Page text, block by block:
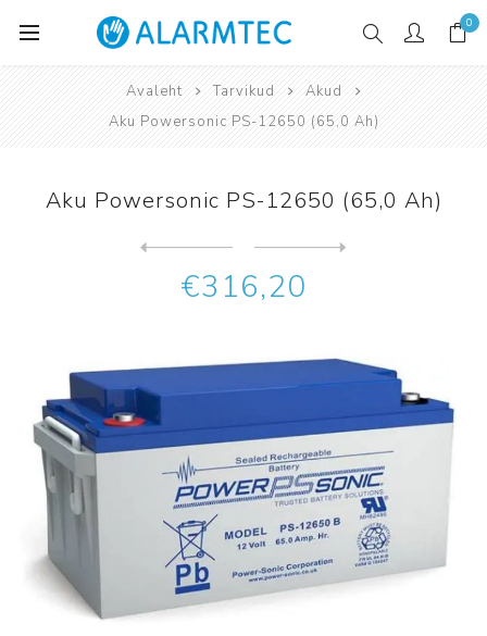
0
Avaleht Tarvikud
Akud
Aku Powersonic PS-12650 (65,0 Ah)
Aku Powersonic PS-12650 (65,0 Ah)
€316,20